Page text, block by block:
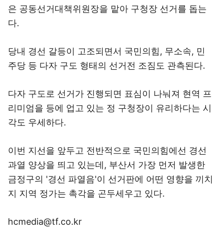
은 공동선거대책위원장을 맡아 구청장 선거를 돕는
다.
당내 경선 갈등이 고조되면서 국민의힘, 무소속, 민
주당 등 다자 구도 형태의 선거전 조짐도 관측된다.
다자 구도로 선거가 진행되면 표심이 나눠져 현역 프
리미엄을 등에 업고 있는 정 구청장이 유리하다는 시
각도 우세하다.
이번 지선을 앞두고 전반적으로 국민의힘에선 경선
과열 양상을 띄고 있는데, 부산서 가장 먼저 발생한
금정구의 '경선 파열음'이 선거판에 어떤 영향을 끼치
지 지역 정가는 촉각을 곤두세우고 있다.
hcmedia@tf.co.kr